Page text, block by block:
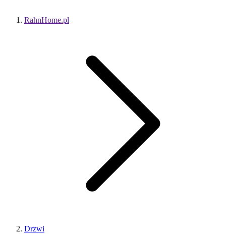
RahnHome.pl
Drzwi